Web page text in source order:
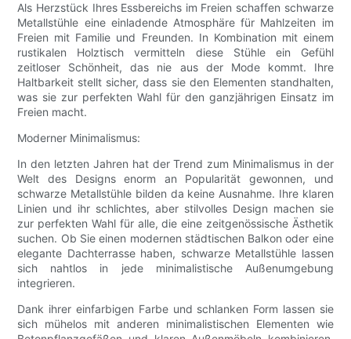
Als Herzstück Ihres Essbereichs im Freien schaffen schwarze
Metallstühle eine einladende Atmosphäre für Mahlzeiten im
Freien mit Familie und Freunden. In Kombination mit einem
rustikalen Holztisch vermitteln diese Stühle ein Gefühl
zeitloser Schönheit, das nie aus der Mode kommt. Ihre
Haltbarkeit stellt sicher, dass sie den Elementen standhalten,
was sie zur perfekten Wahl für den ganzjährigen Einsatz im
Freien macht.
Moderner Minimalismus:
In den letzten Jahren hat der Trend zum Minimalismus in der
Welt des Designs enorm an Popularität gewonnen, und
schwarze Metallstühle bilden da keine Ausnahme. Ihre klaren
Linien und ihr schlichtes, aber stilvolles Design machen sie
zur perfekten Wahl für alle, die eine zeitgenössische Ästhetik
suchen. Ob Sie einen modernen städtischen Balkon oder eine
elegante Dachterrasse haben, schwarze Metallstühle lassen
sich nahtlos in jede minimalistische Außenumgebung
integrieren.
Dank ihrer einfarbigen Farbe und schlanken Form lassen sie
sich mühelos mit anderen minimalistischen Elementen wie